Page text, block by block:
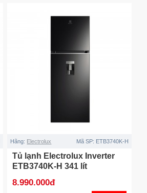
Hãng: Electrolux Mã SP: ETB3740K-H
Tủ lạnh Electrolux Inverter
ETB3740K-H 341 lít
8.990.000đ